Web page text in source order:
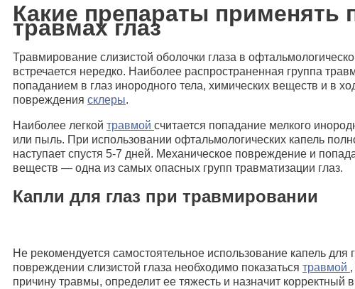
Какие препараты применять
травмах глаз
Травмирование слизистой оболочки глаза в
встречается нередко. Наиболее распространенная группа
попаданием в глаз инородного тела, химических веществ и в
повреждения склеры.
Наиболее легкой травмой считается попадание мелкого
или пыль. При использовании офтальмологических капель
наступает спустя 5-7 дней. Механическое повреждение и
веществ — одна из самых опасных групп травматизации глаз.
Капли для глаз при травмировании
Не рекомендуется самостоятельное использование капель для
повреждении слизистой глаза необходимо показаться травмой
причину травмы, определит ее тяжесть и назначит корректный